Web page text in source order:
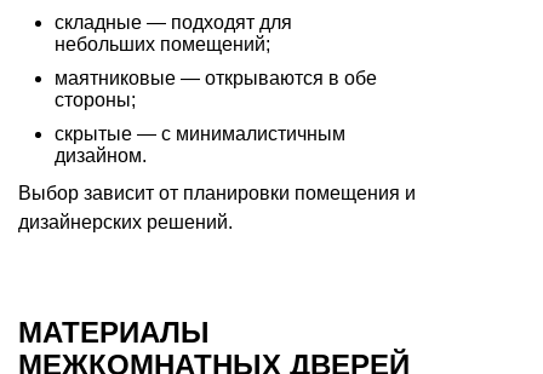
складные — подходят для
небольших помещений;
маятниковые — открываются в обе
стороны;
скрытые — с минималистичным
дизайном.
Выбор зависит от планировки помещения и
дизайнерских решений.
МАТЕРИАЛЫ
МЕЖКОМНАТНЫХ ДВЕРЕЙ